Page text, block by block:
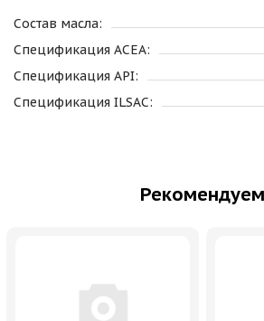
Состав масла:
Спецификация ACEA:
Спецификация API:
Спецификация ILSAC:
Рекомендуем